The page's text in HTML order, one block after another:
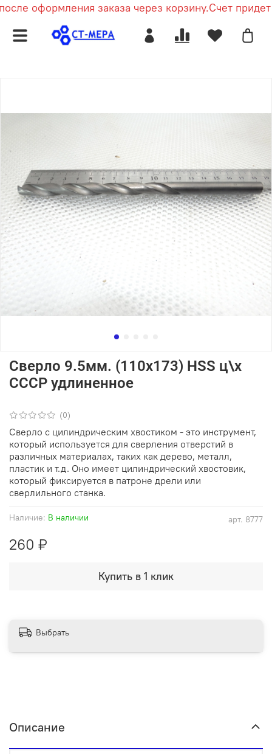
оформления заказа через корзину.Счет придет
(0)
арт. 8777
Наличие: В наличии
Сверло 9.5мм. (110х173) HSS ц\х
СССР удлиненное
260 ₽
Купить в 1 клик
Сверло с цилиндрическим хвостиком - это инструмент,
который используется для сверления отверстий в
различных материалах, таких как дерево, металл,
пластик и т.д. Оно имеет цилиндрический хвостовик,
который фиксируется в патроне дрели или
сверлильного станка.
Выбрать
Описание